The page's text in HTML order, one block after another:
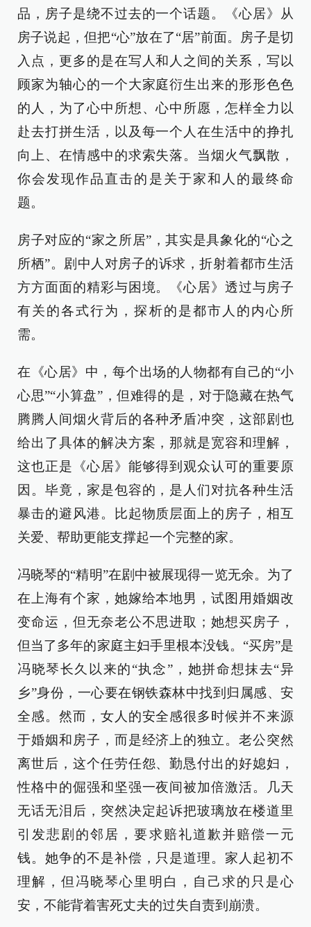
品，房子是绕不过去的一个话题。《心居》从
房子说起，但把“心”放在了“居”前面。房子是切
入点，更多的是在写人和人之间的关系，写以
顾家为轴心的一个大家庭衍生出来的形形色色
的人，为了心中所想、心中所愿，怎样全力以
赴去打拼生活，以及每一个人在生活中的挣扎
向上、在情感中的求索失落。当烟火气飘散，
你会发现作品直击的是关于家和人的最终命
题。
房子对应的“家之所居”，其实是具象化的“心之
所栖”。剧中人对房子的诉求，折射着都市生活
方方面面的精彩与困境。《心居》透过与房子
有关的各式行为，探析的是都市人的内心所
需。
在《心居》中，每个出场的人物都有自己的“小
心思”“小算盘”，但难得的是，对于隐藏在热气
腾腾人间烟火背后的各种矛盾冲突，这部剧也
给出了具体的解决方案，那就是宽容和理解，
这也正是《心居》能够得到观众认可的重要原
因。毕竟，家是包容的，是人们对抗各种生活
暴击的避风港。比起物质层面上的房子，相互
关爱、帮助更能支撑起一个完整的家。
冯晓琴的“精明”在剧中被展现得一览无余。为了
在上海有个家，她嫁给本地男，试图用婚姻改
变命运，但无奈老公不思进取；她想买房子，
但当了多年的家庭主妇手里根本没钱。“买房”是
冯晓琴长久以来的“执念”，她拼命想抹去“异
乡”身份，一心要在钢铁森林中找到归属感、安
全感。然而，女人的安全感很多时候并不来源
于婚姻和房子，而是经济上的独立。老公突然
离世后，这个任劳任怨、勤恳付出的好媳妇，
性格中的倔强和坚强一夜间被加倍激活。几天
无话无泪后，突然决定起诉把玻璃放在楼道里
引发悲剧的邻居，要求赔礼道歉并赔偿一元
钱。她争的不是补偿，只是道理。家人起初不
理解，但冯晓琴心里明白，自己求的只是心
安，不能背着害死丈夫的过失自责到崩溃。